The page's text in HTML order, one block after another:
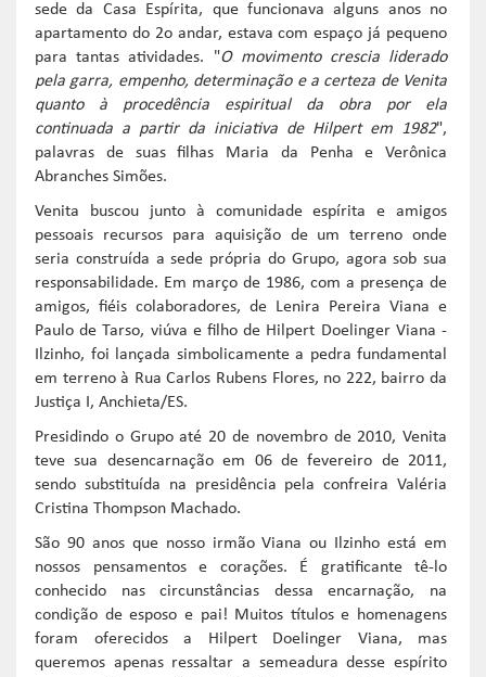
sede da Casa Espírita, que funcionava alguns anos no
apartamento do 2o andar, estava com espaço já pequeno
para tantas atividades. "O movimento crescia liderado
pela garra, empenho, determinação e a certeza de Venita
quanto à procedência espiritual da obra por ela
continuada a partir da iniciativa de Hilpert em 1982",
palavras de suas filhas Maria da Penha e Verônica
Abranches Simões.
Venita buscou junto à comunidade espírita e amigos
pessoais recursos para aquisição de um terreno onde
seria construída a sede própria do Grupo, agora sob sua
responsabilidade. Em março de 1986, com a presença de
amigos, fiéis colaboradores, de Lenira Pereira Viana e
Paulo de Tarso, viúva e filho de Hilpert Doelinger Viana -
Ilzinho, foi lançada simbolicamente a pedra fundamental
em terreno à Rua Carlos Rubens Flores, no 222, bairro da
Justiça I, Anchieta/ES.
Presidindo o Grupo até 20 de novembro de 2010, Venita
teve sua desencarnação em 06 de fevereiro de 2011,
sendo substituída na presidência pela confreira Valéria
Cristina Thompson Machado.
São 90 anos que nosso irmão Viana ou Ilzinho está em
nossos pensamentos e corações. É gratificante tê-lo
conhecido nas circunstâncias dessa encarnação, na
condição de esposo e pai! Muitos títulos e homenagens
foram oferecidos a Hilpert Doelinger Viana, mas
queremos apenas ressaltar a semeadura desse espírito